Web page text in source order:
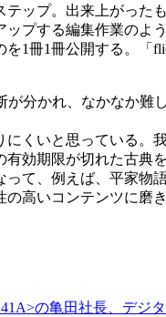
ップ。出来上がっ
プする編集作業の
1冊1冊公開する。「
分かれ、なかなか難
くいと思っている。
効期限が切れた古
て、例えば、平家
高いコンテンツに磨